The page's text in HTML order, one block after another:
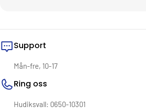
ergonomiska köksredskap, vill vi att du
val. Därför samarbetar vi bara med pålitliga
alltid med hjärtat först.
Vi vet att det ofta är i det lilla förändringen
Välkommen till Trygga Hjälpmedel – där
Support
Mån-fre, 10-17
Ring oss
Hudiksvall: 0650-10301